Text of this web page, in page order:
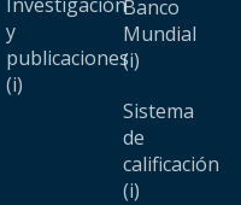
y
publicaciones
(i)
Banco
Mundial
(i)
Sistema
de
calificación
(i)